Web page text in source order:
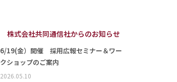
株式会社共同通信社からのお知らせ
6/19(金）開催 採用広報セミナー＆ワー
クショップのご案内
2026.05.10